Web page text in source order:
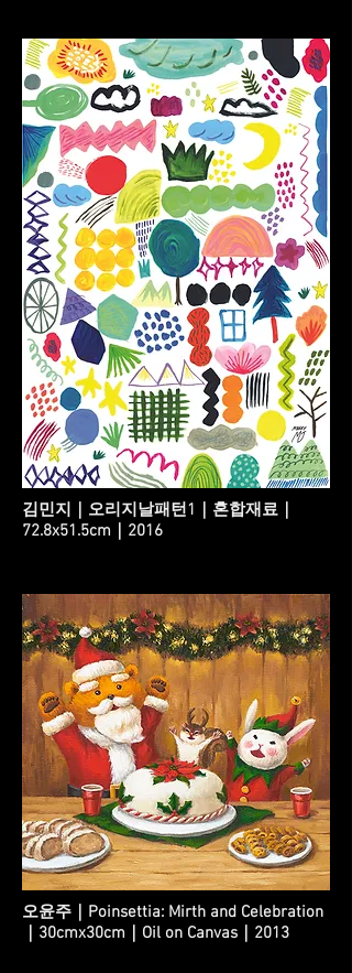
김민지｜오리지날패턴1｜혼합재료｜
72.8x51.5cm｜2016
오윤주｜Poinsettia: Mirth and Celebration
｜30cmx30cm｜Oil on Canvas｜2013